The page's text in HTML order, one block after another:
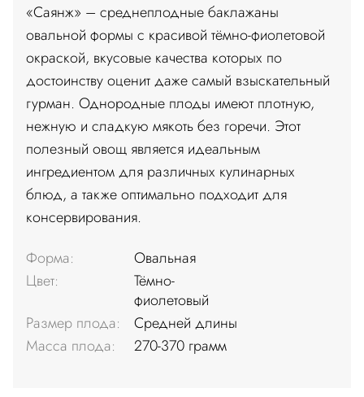
«Саянж» – среднеплодные баклажаны
овальной формы с красивой тёмно-фиолетовой
окраской, вкусовые качества которых по
достоинству оценит даже самый взыскательный
гурман. Однородные плоды имеют плотную,
нежную и сладкую мякоть без горечи. Этот
полезный овощ является идеальным
ингредиентом для различных кулинарных
блюд, а также оптимально подходит для
консервирования.
Форма:
Овальная
Цвет:
Тёмно-
фиолетовый
Размер плода:
Средней длины
Масса плода:
270-370 грамм